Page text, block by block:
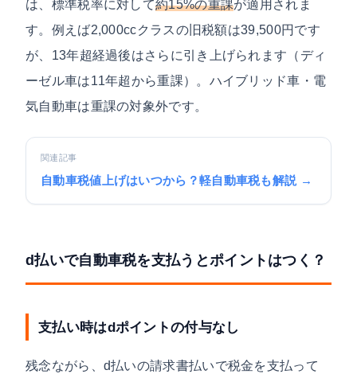
は、標準税率に対して約15%の重課が適用されま
す。例えば2,000ccクラスの旧税額は39,500円です
が、13年超経過後はさらに引き上げられます（ディ
ーゼル車は11年超から重課）。ハイブリッド車・電
気自動車は重課の対象外です。
関連記事
自動車税値上げはいつから？軽自動車税も解説 →
d払いで自動車税を支払うとポイントはつく？
支払い時はdポイントの付与なし
残念ながら、d払いの請求書払いで税金を支払って